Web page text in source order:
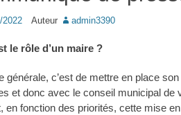
2022 Auteur admin3390
le rôle d’un maire ?
générale, c’est de mettre en place
et donc avec le conseil municipal
en fonction des priorités, cette mise